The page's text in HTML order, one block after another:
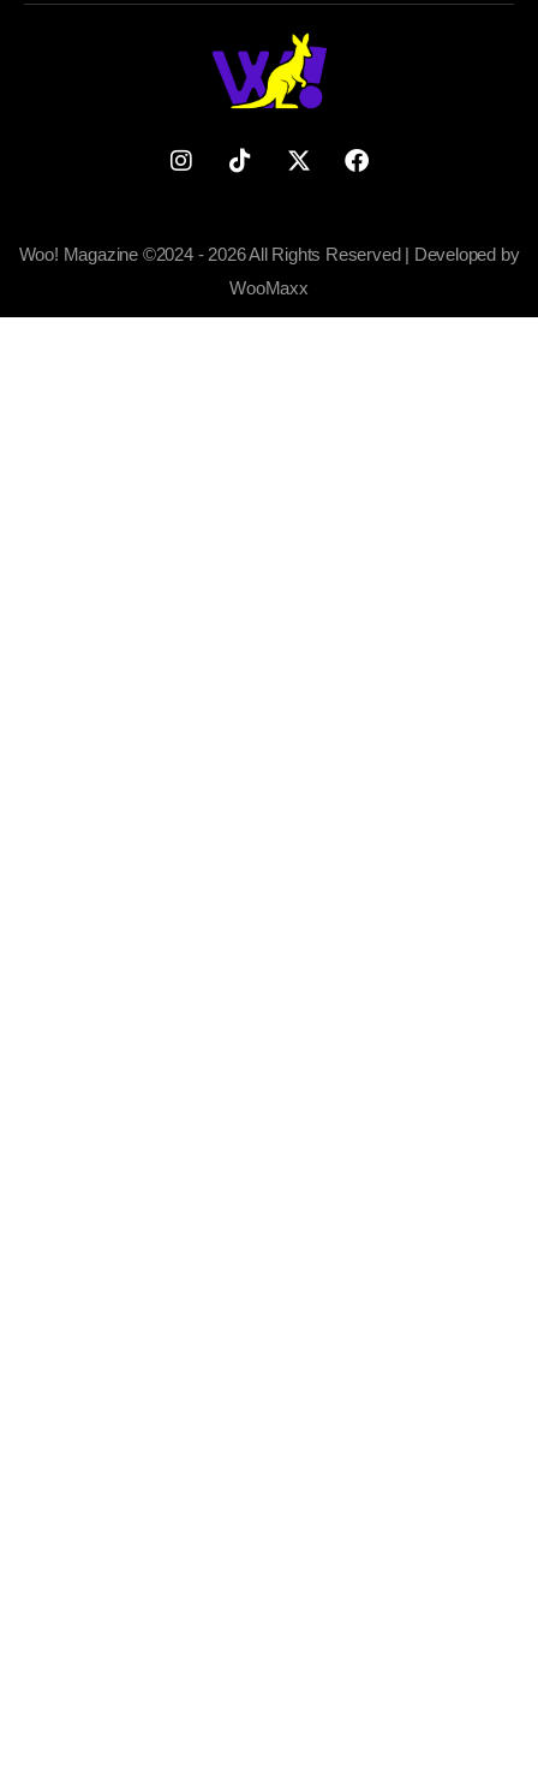
Woo! Magazine ©2024 - 2026 All Rights Reserved | Developed by
WooMaxx